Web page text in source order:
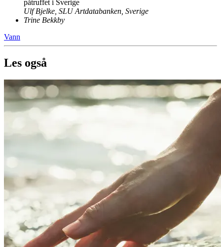
påtruffet i Sverige
Ulf Bjelke, SLU Artdatabanken, Sverige
Trine Bekkby
Vann
Les også